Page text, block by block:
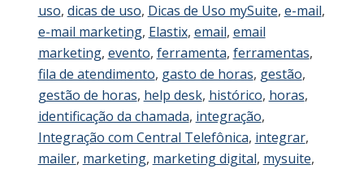
uso, dicas de uso, Dicas de Uso mySuite, e-mail,
e-mail marketing, Elastix, email, email
marketing, evento, ferramenta, ferramentas,
fila de atendimento, gasto de horas, gestão,
gestão de horas, help desk, histórico, horas,
identificação da chamada, integração,
Integração com Central Telefônica, integrar,
mailer, marketing, marketing digital, mysuite,